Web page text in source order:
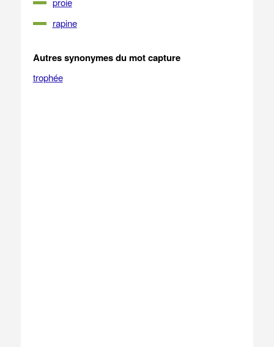
rapine
Autres synonymes du mot capture
trophée